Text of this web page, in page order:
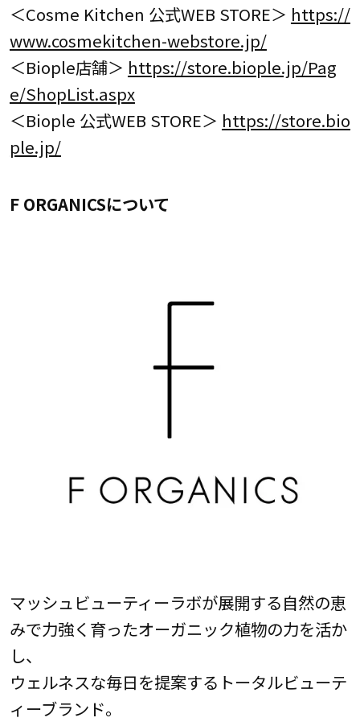
＜Cosme Kitchen 公式WEB STORE＞ https://
www.cosmekitchen-webstore.jp/
＜Biople店舗＞ https://store.biople.jp/Pag
e/ShopList.aspx
＜Biople 公式WEB STORE＞ https://store.bio
ple.jp/
F ORGANICSについて
マッシュビューティーラボが展開する自然の恵
みで力強く育ったオーガニック植物の力を活か
し、
ウェルネスな毎日を提案するトータルビューテ
ィーブランド。